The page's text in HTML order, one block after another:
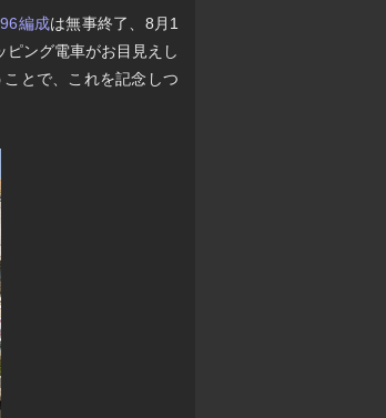
編成は無事終了、8月1
ング電車がお目見えし
とで、これを記念しつ